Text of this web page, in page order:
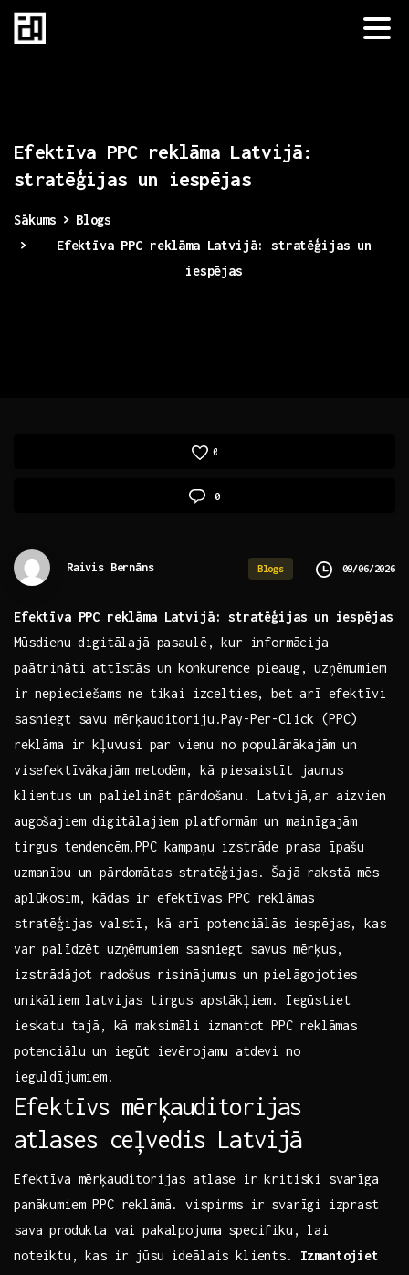
Efektīva PPC reklāma Latvijā:
stratēģijas un iespējas
Sākums
Blogs
Efektīva PPC reklāma Latvijā: stratēģijas un
iespējas
0
0
Raivis Bernāns Blogs 09/06/2026
Efektīva PPC reklāma Latvijā: stratēģijas un⁣ iespējas
Mūsdienu⁤ digitālajā pasaulē, kur informācija
paātrināti attīstās un konkurence‌ pieaug, uzņēmumiem
ir ⁤nepieciešams ne tikai ⁢izcelties, bet arī efektīvi‍
sasniegt savu mērķauditoriju.Pay-Per-Click (PPC)
⁣reklāma ir ​kļuvusi⁤ par⁤ vienu no‍ populārākajām un
visefektīvākajām metodēm, kā piesaistīt jaunus
klientus un palielināt pārdošanu. Latvijā,ar aizvien
augošajiem⁢ digitālajiem platformām un mainīgajām ​
tirgus ‌tendencēm,PPC kampaņu izstrāde prasa‍ īpašu
uzmanību un pārdomātas stratēģijas. Šajā rakstā mēs
aplūkosim, kādas ir efektīvas PPC reklāmas⁣
stratēģijas valstī, kā⁢ arī potenciālās iespējas, ‍kas
var palīdzēt uzņēmumiem sasniegt savus mērķus,
izstrādājot radošus risinājumus un pielāgojoties‌
unikāliem latvijas tirgus apstākļiem. Iegūstiet
ieskatu ⁤tajā, kā maksimāli izmantot⁢ PPC reklāmas
potenciālu​ un iegūt ievērojamu atdevi no
ieguldījumiem.
Efektīvs mērķauditorijas
atlases ceļvedis Latvijā
Efektīva mērķauditorijas ​atlase ir kritiski svarīga
panākumiem PPC reklāmā. vispirms ‍ir svarīgi ⁤izprast
sava produkta vai pakalpojuma specifiku, lai
noteiktu, kas ir jūsu ideālais klients. Izmantojiet